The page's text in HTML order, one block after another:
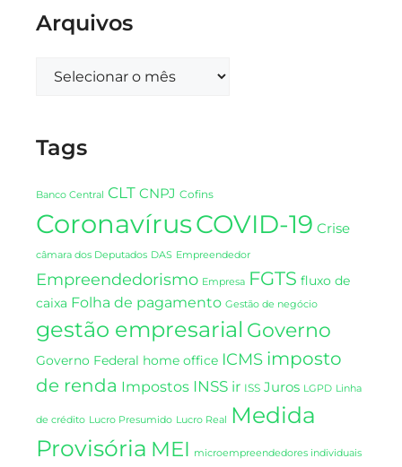
Arquivos
Tags
Banco Central CLT CNPJ Cofins
CoronavírusCOVID-19 Crise
câmara dos Deputados DAS Empreendedor
Empreendedorismo Empresa FGTS fluxo de
caixa Folha de pagamento Gestão de negócio
gestão empresarial Governo
Governo Federal home office ICMS imposto
de renda Impostos INSS ir ISS Juros LGPD Linha
de crédito Lucro Presumido Lucro Real
Medida
Provisória MEI microempreendedores individuais